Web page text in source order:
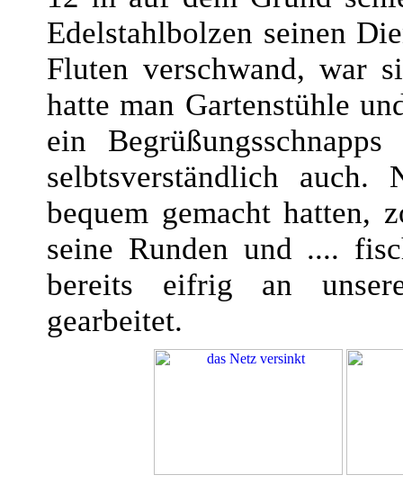
Edelstahlbolzen seinen
Fluten verschwand, war
hatte man Gartenstühle
ein
selbtsverständlich
bequem gemacht hatten,
seine Runden und ....
bereits eifrig an
gearbeitet.